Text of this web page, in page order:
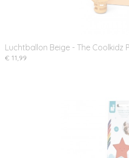
Luchtballon Beige - The Coolkidz
€ 11,99